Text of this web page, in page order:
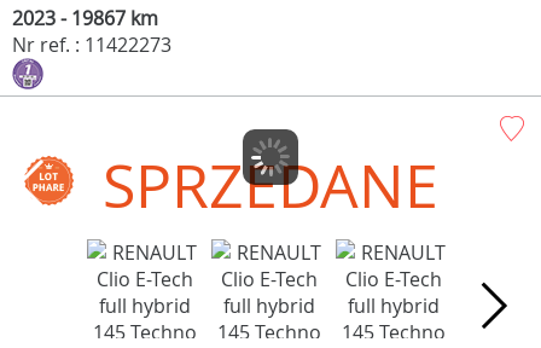
2023 - 19867 km
Nr ref. : 11422273
SPRZEDANE